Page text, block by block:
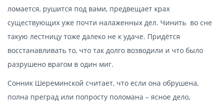
ломается, рушится под вами, предвещает крах
существующих уже почти налаженных дел. Чинить во сне
такую лестницу тоже далеко не к удаче. Придётся
восстанавливать то, что так долго возводили и что было
разрушено врагом в один миг.
Сонник Шереминской считает, что если она обрушена,
полна преград или попросту поломана – ясное дело,